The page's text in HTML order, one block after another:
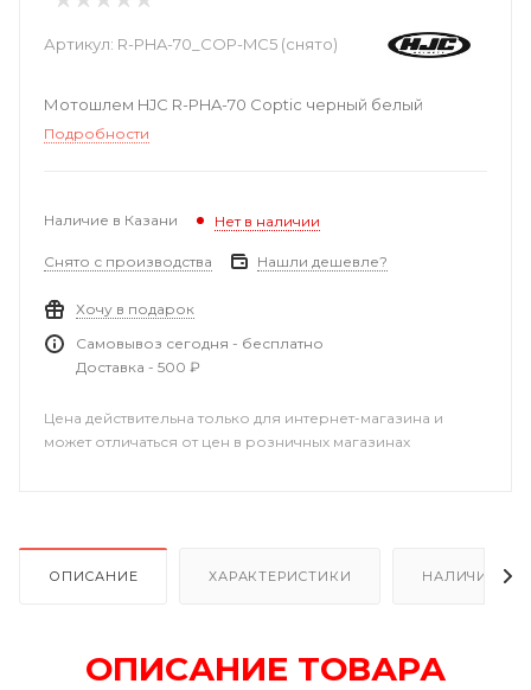
Артикул: R-PHA-70_COP-MC5 (снято)
Мотошлем HJC R-PHA-70 Coptic черный белый
Подробности
Наличие в Казани Нет в наличии
Снято с производства Нашли дешевле?
Хочу в подарок
Самовывоз сегодня - бесплатно
Доставка - 500 ₽
Цена действительна только для интернет-магазина и
может отличаться от цен в розничных магазинах
ОПИСАНИЕ ХАРАКТЕРИСТИКИ НАЛИЧИЕ В
ОПИСАНИЕ ТОВАРА